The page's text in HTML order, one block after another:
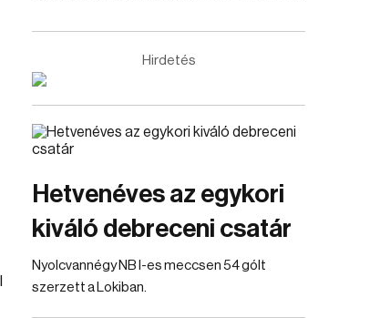
Hirdetés
Hetvenéves az egykori
kiváló debreceni csatár
Nyolcvannégy NB I-es meccsen 54 gólt
szerzett a Lokiban.